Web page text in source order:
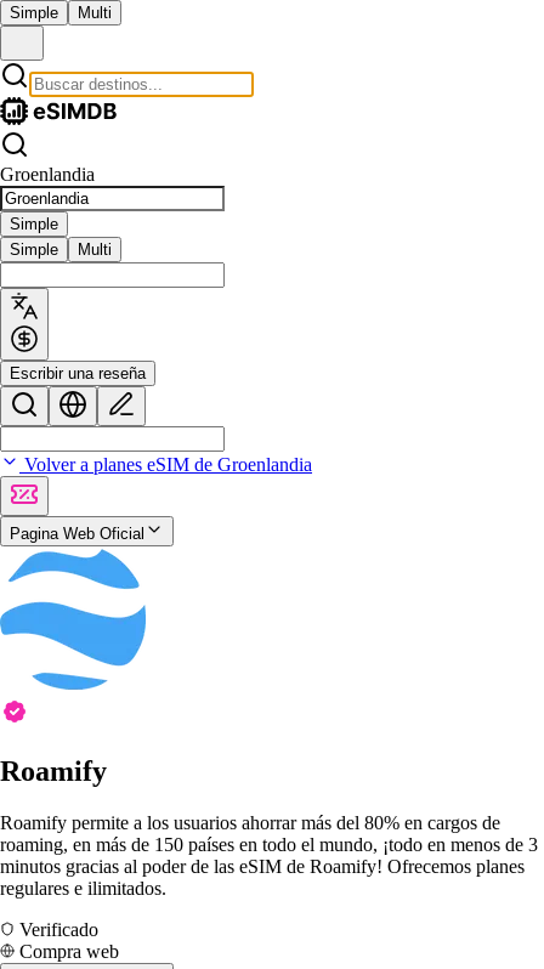
Simple Multi
Groenlandia
Simple
Simple
Multi
Escribir una reseña
Volver a planes eSIM de Groenlandia
Pagina Web Oficial
Roamify
Roamify permite a los usuarios ahorrar más del 80% en cargos de
roaming, en más de 150 países en todo el mundo, ¡todo en menos de 3
minutos gracias al poder de las eSIM de Roamify! Ofrecemos planes
regulares e ilimitados.
Verificado
Compra web